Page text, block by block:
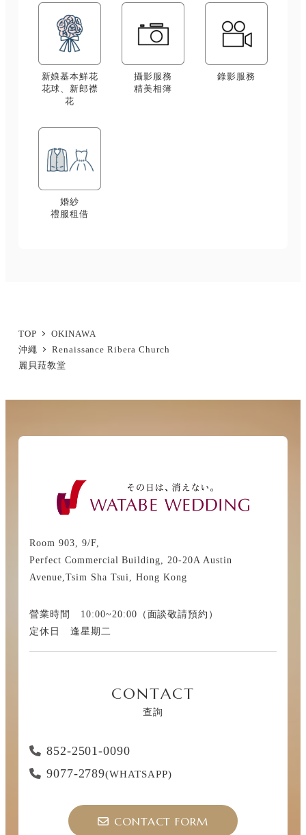
新娘基本鮮花
花球、新郎襟
花
攝影服務
精美相簿
錄影服務
婚紗
禮服租借
TOP
OKINAWA
沖繩
Renaissance Ribera Church
麗貝菈教堂
Room 903, 9/F,
Perfect Commercial Building, 20-20A Austin
Avenue,Tsim Sha Tsui, Hong Kong
營業時間 10:00~20:00（面談敬請預約）
定休日 逢星期二
CONTACT
查詢
852-2501-0090
9077-2789(WHATSAPP)
CONTACT FORM